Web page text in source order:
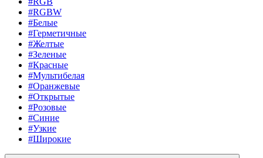
#RGBW
#Белые
#Герметичные
#Желтые
#Зеленые
#Красные
#Мультибелая
#Оранжевые
#Открытые
#Розовые
#Синие
#Узкие
#Широкие